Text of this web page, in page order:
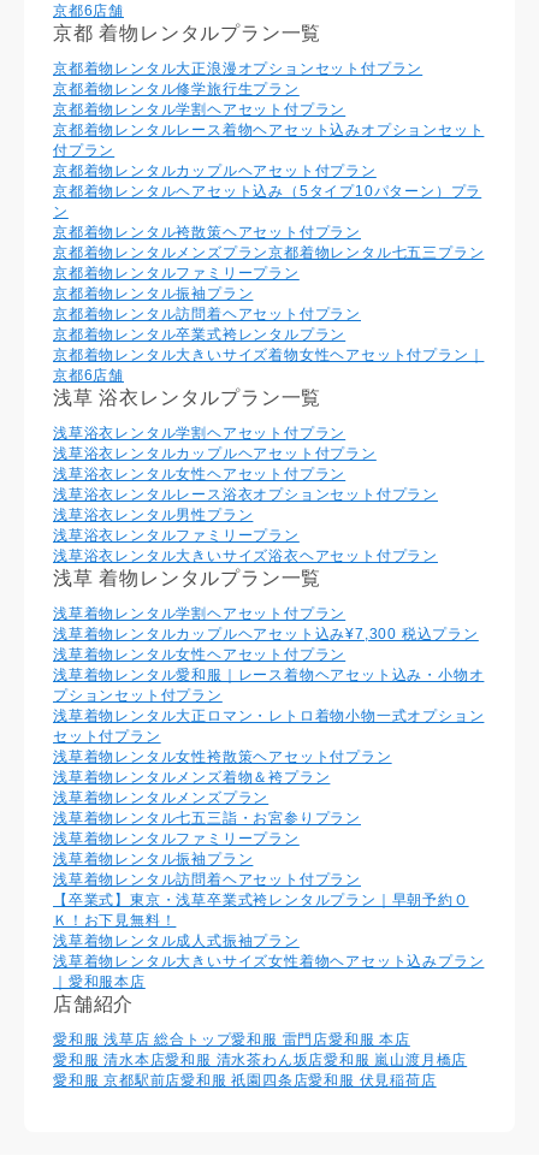
京都6店舗
京都 着物レンタルプラン一覧
京都着物レンタル大正浪漫オプションセット付プラン
京都着物レンタル修学旅行生プラン
京都着物レンタル学割ヘアセット付プラン
京都着物レンタルレース着物ヘアセット込みオプションセット
付プラン
京都着物レンタルカップルヘアセット付プラン
京都着物レンタルヘアセット込み（5タイプ10パターン）プラ
ン
京都着物レンタル袴散策ヘアセット付プラン
京都着物レンタルメンズプラン京都着物レンタル七五三プラン
京都着物レンタルファミリープラン
京都着物レンタル振袖プラン
京都着物レンタル訪問着ヘアセット付プラン
京都着物レンタル卒業式袴レンタルプラン
京都着物レンタル大きいサイズ着物女性ヘアセット付プラン｜
京都6店舗
浅草 浴衣レンタルプラン一覧
浅草浴衣レンタル学割ヘアセット付プラン
浅草浴衣レンタルカップルヘアセット付プラン
浅草浴衣レンタル⼥性ヘアセット付プラン
浅草浴衣レンタルレース浴衣オプションセット付プラン
浅草浴衣レンタル男性プラン
浅草浴衣レンタルファミリープラン
浅草浴衣レンタル大きいサイズ浴衣ヘアセット付プラン
浅草 着物レンタルプラン一覧
浅草着物レンタル学割ヘアセット付プラン
浅草着物レンタルカップルヘアセット込み¥7,300 税込プラン
浅草着物レンタル⼥性ヘアセット付プラン
浅草着物レンタル愛和服｜レース着物ヘアセット込み・小物オ
プションセット付プラン
浅草着物レンタル大正ロマン・レトロ着物小物一式オプション
セット付プラン
浅草着物レンタル女性袴散策ヘアセット付プラン
浅草着物レンタルメンズ着物＆袴プラン
浅草着物レンタルメンズプラン
浅草着物レンタル七五三詣・お宮参りプラン
浅草着物レンタルファミリープラン
浅草着物レンタル振袖プラン
浅草着物レンタル訪問着ヘアセット付プラン
【卒業式】東京・浅草卒業式袴レンタルプラン｜早朝予約Ｏ
Ｋ！お下見無料！
浅草着物レンタル成人式振袖プラン
浅草着物レンタル大きいサイズ女性着物ヘアセット込みプラン
｜愛和服本店
店舗紹介
愛和服 浅草店 総合トップ愛和服 雷門店愛和服 本店
愛和服 清水本店愛和服 清水茶わん坂店愛和服 嵐山渡月橋店
愛和服 京都駅前店愛和服 祇園四条店愛和服 伏見稲荷店